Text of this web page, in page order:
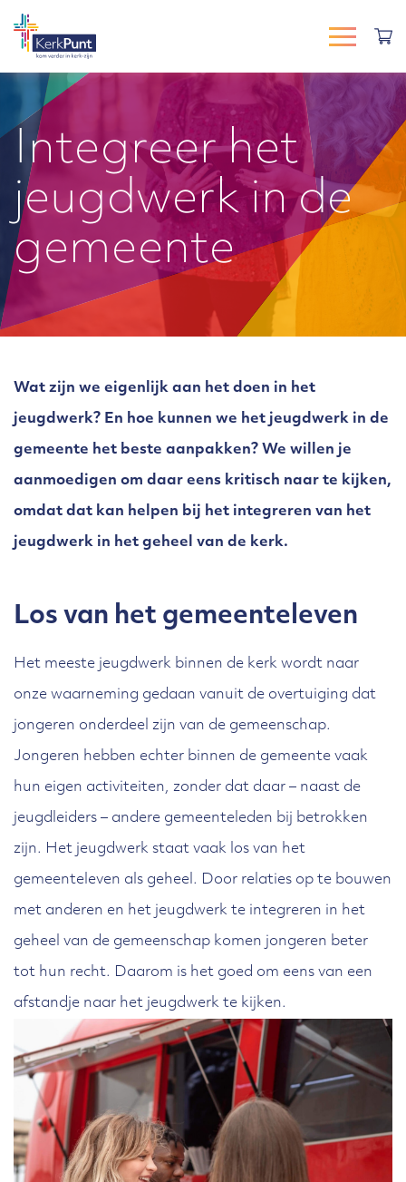
Integreer het
jeugdwerk in de
gemeente
Wat zijn we eigenlijk aan het doen in het
jeugdwerk? En hoe kunnen we het jeugdwerk in de
gemeente het beste aanpakken? We willen je
aanmoedigen om daar eens kritisch naar te kijken,
omdat dat kan helpen bij het integreren van het
jeugdwerk in het geheel van de kerk.
Los van het gemeenteleven
Het meeste jeugdwerk binnen de kerk wordt naar
onze waarneming gedaan vanuit de overtuiging dat
jongeren onderdeel zijn van de gemeenschap.
Jongeren hebben echter binnen de gemeente vaak
hun eigen activiteiten, zonder dat daar – naast de
jeugdleiders – andere gemeenteleden bij betrokken
zijn. Het jeugdwerk staat vaak los van het
gemeenteleven als geheel. Door relaties op te bouwen
met anderen en het jeugdwerk te integreren in het
geheel van de gemeenschap komen jongeren beter
tot hun recht. Daarom is het goed om eens van een
afstandje naar het jeugdwerk te kijken.